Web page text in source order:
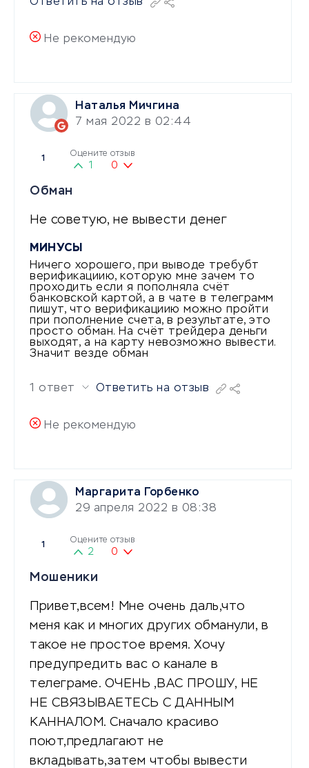
Не рекомендую
Наталья Мичгина
7 мая 2022 в 02:44
1
Оцените отзыв
1 0
Обман
Не советую, не вывести денег
МИНУСЫ
Ничего хорошего, при выводе требубт
верификациию, которую мне зачем то
проходить если я пополняла счёт
банковской картой, а в чате в телеграмм
пишут, что верификациию можно пройти
при пополнение счета, в результате, это
просто обман. На счёт трейдера деньги
выходят, а на карту невозможно вывести.
Значит везде обман
1 ответ Ответить на отзыв
Не рекомендую
Маргарита Горбенко
29 апреля 2022 в 08:38
1
Оцените отзыв
2 0
Мошеники
Привет,всем! Мне очень даль,что
меня как и многих других обманули, в
такое не простое время. Хочу
предупредить вас о канале в
телеграме. ОЧЕНЬ ,ВАС ПРОШУ, НЕ
НЕ СВЯЗЫВАЕТЕСЬ С ДАННЫМ
КАННАЛОМ. Сначало красиво
поют,предлагают не
вкладывать,затем чтобы вывести